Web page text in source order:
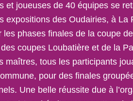
et joueuses de 40 équipes se
expositions des Oudairies, à La
les phases finales de la coupe
coupes Loubatière et de la
maîtres, tous les participants
pour des finales
Une belle réussite due à